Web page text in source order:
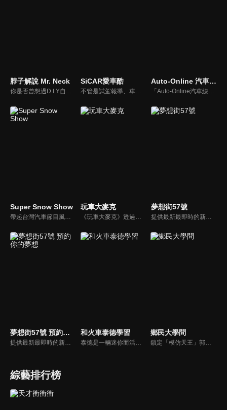
脖子解說 Mr. Neck
你是否曾想過D.I.Y自己的愛車卻尋求不到協助？你是否考慮特定車款卻不知風評如何？你是否想跟廣大的車友們交流、交心、交朋友？分享「說車、玩車、聊車」的大小事！不管你懂車、不懂車、甚至是想買車的朋友，我們會把最新的車市資訊，以及養車的小知識分享給大家！
SiCAR愛車酷
不管是試駕報導、車用產品試用分享或是安全駕駛教室等等，「SiCAR愛車酷」都會不定期推出各式風格的汽車短片與你們分享。
Auto-Online 汽車線上情報誌
「Auto-Online汽車線上情報誌」成立於1999年，是一個將網路平台、平面雜誌與影音頻道結合的專業汽車媒體。影音內容：汽車試駕、重機試駕、車壇快訊、老車單元以及集體評比，我們致力呈現最真實的試駕體驗。
Super Snow Show
帶起台灣汽車節目風潮，前TVBS《地球黃金線》與東森《夢想街57號》主持人，「車界女神」廖盈婷，自製談話性節目《Super Snow Show》，持續以熱情和風趣的主持風格，打造出高人氣試車頻道，介紹車與生活。
玩車大麥克
《玩車大麥克》透過輕鬆、愉快的方式，把汽車、親子、旅遊與美食等相關資訊傳達給網友們。玩樂生活、輕鬆懂車！
夢想街57號
提供最新最即時的新車資訊、邀請汽車達人分享試車報告，同時幫觀眾做最仔細的車款集評。還有專家分享最實用、最省錢的愛車維修撇步，甚至將難得一見的限量車、改裝車直接搬到棚內，將更專業、更豐富、更多元化的內容呈現給觀眾。
夢想街57號 預約你的夢想
提供最新最即時的新車資訊、邀請汽車達人分享試車報告，同時幫觀眾做最仔細的車款集評！還有專家分享最實用、最省錢的愛車維修撇步，甚至將難得一見的限量車、改裝車直接搬到棚內，將更專業、更豐富、更多元化的內容呈現給觀眾。
和火車泰德學習
泰德是一輛迷你而活潑的火車。 它總是在嘗試新的冒險，並盡可能通過他玩的遊戲學到東西。 在他的冒險中，泰德學習了形狀、顏色和數位。 小朋友們快來和泰德一起快樂地學習吧！
鄉民大學問
鎖定「模仿天王」郭子乾，還有高顏值學霸大學生辛辣提問唷！全新優質節目都在NOWnews《鄉民大學問》！
綜藝排行榜